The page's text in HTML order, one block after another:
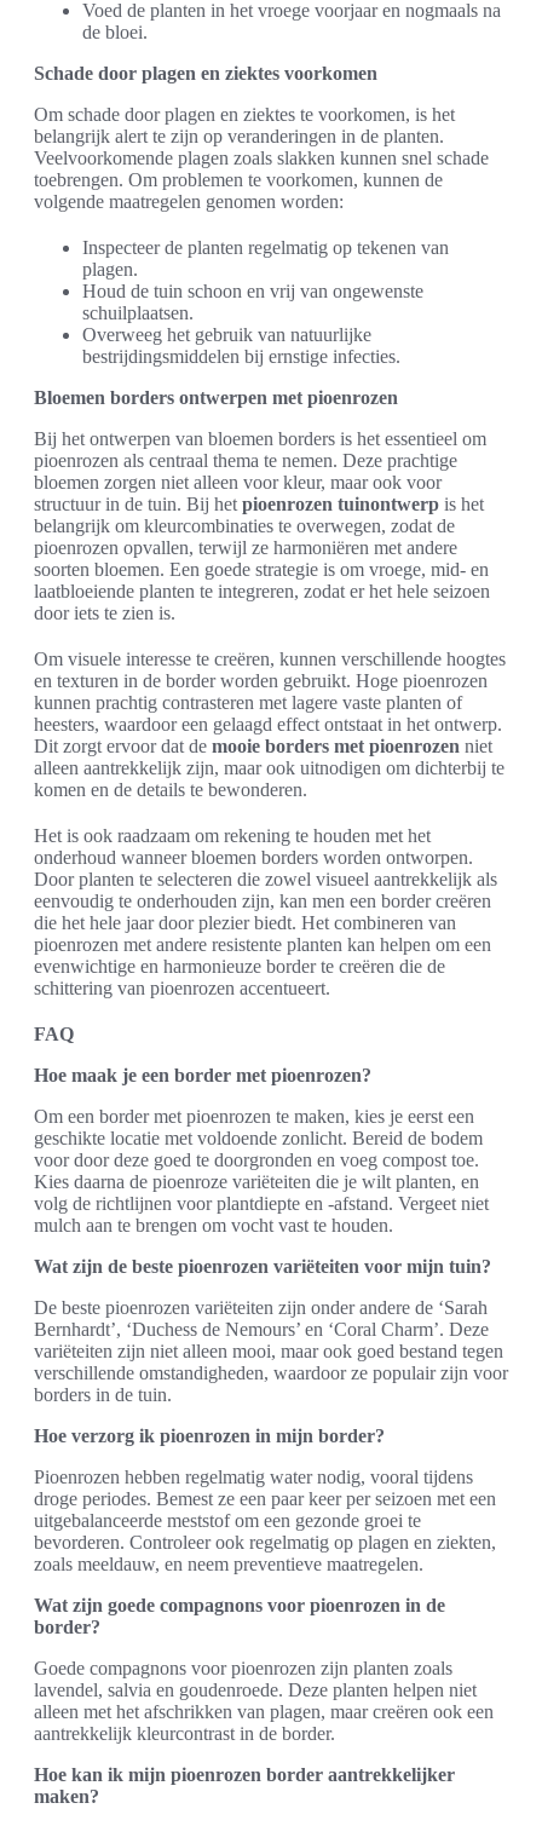
Voed de planten in het vroege voorjaar en nogmaals na
de bloei.
Schade door plagen en ziektes voorkomen
Om schade door plagen en ziektes te voorkomen, is het
belangrijk alert te zijn op veranderingen in de planten.
Veelvoorkomende plagen zoals slakken kunnen snel schade
toebrengen. Om problemen te voorkomen, kunnen de
volgende maatregelen genomen worden:
Inspecteer de planten regelmatig op tekenen van
plagen.
Houd de tuin schoon en vrij van ongewenste
schuilplaatsen.
Overweeg het gebruik van natuurlijke
bestrijdingsmiddelen bij ernstige infecties.
Bloemen borders ontwerpen met pioenrozen
Bij het ontwerpen van bloemen borders is het essentieel om
pioenrozen als centraal thema te nemen. Deze prachtige
bloemen zorgen niet alleen voor kleur, maar ook voor
structuur in de tuin. Bij het pioenrozen tuinontwerp is het
belangrijk om kleurcombinaties te overwegen, zodat de
pioenrozen opvallen, terwijl ze harmoniëren met andere
soorten bloemen. Een goede strategie is om vroege, mid- en
laatbloeiende planten te integreren, zodat er het hele seizoen
door iets te zien is.
Om visuele interesse te creëren, kunnen verschillende hoogtes
en texturen in de border worden gebruikt. Hoge pioenrozen
kunnen prachtig contrasteren met lagere vaste planten of
heesters, waardoor een gelaagd effect ontstaat in het ontwerp.
Dit zorgt ervoor dat de mooie borders met pioenrozen niet
alleen aantrekkelijk zijn, maar ook uitnodigen om dichterbij te
komen en de details te bewonderen.
Het is ook raadzaam om rekening te houden met het
onderhoud wanneer bloemen borders worden ontworpen.
Door planten te selecteren die zowel visueel aantrekkelijk als
eenvoudig te onderhouden zijn, kan men een border creëren
die het hele jaar door plezier biedt. Het combineren van
pioenrozen met andere resistente planten kan helpen om een
evenwichtige en harmonieuze border te creëren die de
schittering van pioenrozen accentueert.
FAQ
Hoe maak je een border met pioenrozen?
Om een border met pioenrozen te maken, kies je eerst een
geschikte locatie met voldoende zonlicht. Bereid de bodem
voor door deze goed te doorgronden en voeg compost toe.
Kies daarna de pioenroze variëteiten die je wilt planten, en
volg de richtlijnen voor plantdiepte en -afstand. Vergeet niet
mulch aan te brengen om vocht vast te houden.
Wat zijn de beste pioenrozen variëteiten voor mijn tuin?
De beste pioenrozen variëteiten zijn onder andere de ‘Sarah
Bernhardt’, ‘Duchess de Nemours’ en ‘Coral Charm’. Deze
variëteiten zijn niet alleen mooi, maar ook goed bestand tegen
verschillende omstandigheden, waardoor ze populair zijn voor
borders in de tuin.
Hoe verzorg ik pioenrozen in mijn border?
Pioenrozen hebben regelmatig water nodig, vooral tijdens
droge periodes. Bemest ze een paar keer per seizoen met een
uitgebalanceerde meststof om een gezonde groei te
bevorderen. Controleer ook regelmatig op plagen en ziekten,
zoals meeldauw, en neem preventieve maatregelen.
Wat zijn goede compagnons voor pioenrozen in de
border?
Goede compagnons voor pioenrozen zijn planten zoals
lavendel, salvia en goudenroede. Deze planten helpen niet
alleen met het afschrikken van plagen, maar creëren ook een
aantrekkelijk kleurcontrast in de border.
Hoe kan ik mijn pioenrozen border aantrekkelijker
maken?